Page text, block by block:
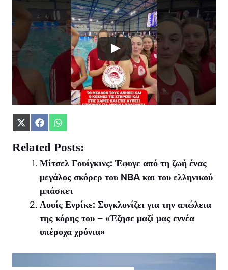
Share
X
(Twitter)
Share
Facebook
Share
WhatsApp
Related Posts:
Μίτσελ Γουίγκινς: Έφυγε από τη ζωή ένας
μεγάλος σκόρερ του NBA και του ελληνικού
μπάσκετ
Λουίς Ενρίκε: Συγκλονίζει για την απώλεια
της κόρης του – «Έζησε μαζί μας εννέα
υπέροχα χρόνια»